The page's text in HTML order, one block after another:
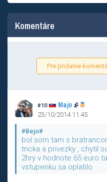
Komentáre
Pre pridanie
#10 Majo
23/10/2014 11:45
#Bejo#
bol som tam s
tricka a privezky , chytil
2hry v hodnote 65 euro
vstupenku sa oplatilo